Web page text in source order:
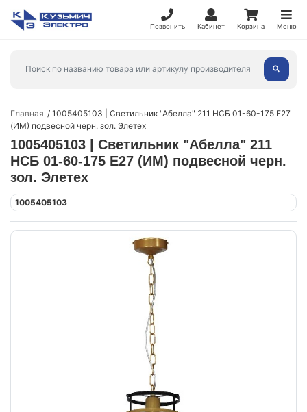
Позвонить Кабинет Корзина Меню
Главная
1005405103 | Светильник "Абелла" 211 НСБ 01-60-175 Е27
(ИМ) подвесной черн. зол. Элетех
1005405103 | Светильник "Абелла" 211
НСБ 01-60-175 Е27 (ИМ) подвесной черн.
зол. Элетех
1005405103